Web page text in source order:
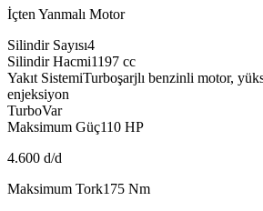
İçten Yanmalı Motor
Silindir Sayısı4
Silindir Hacmi1197 cc
Yakıt SistemiTurboşarjlı benzinli motor,
enjeksiyon
TurboVar
Maksimum Güç110 HP
4.600 d/d
Maksimum Tork175 Nm